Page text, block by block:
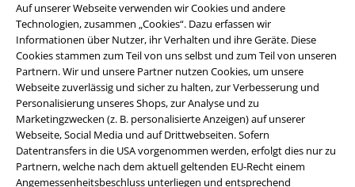
Auf unserer Webseite verwenden wir Cookies und andere
Technologien, zusammen „Cookies“. Dazu erfassen wir
Informationen über Nutzer, ihr Verhalten und ihre Geräte. Diese
Cookies stammen zum Teil von uns selbst und zum Teil von unseren
Partnern. Wir und unsere Partner nutzen Cookies, um unsere
Webseite zuverlässig und sicher zu halten, zur Verbesserung und
Personalisierung unseres Shops, zur Analyse und zu
Marketingzwecken (z. B. personalisierte Anzeigen) auf unserer
Webseite, Social Media und auf Drittwebseiten. Sofern
Datentransfers in die USA vorgenommen werden, erfolgt dies nur zu
Partnern, welche nach dem aktuell geltenden EU-Recht einem
Angemessenheitsbeschluss unterliegen und entsprechend